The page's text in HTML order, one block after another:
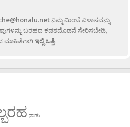
ನಿಮ್ಮ ಮಿಂಚೆ ವಿಳಾಸವನ್ನು
ಬರಹದ ಕಡತದೊಡನೆ ಸೇರಿಸಬೇಡಿ,
ಮಾಹಿತಿಗಾಗಿಇಲ್ಲಿ ಒತ್ತಿ
ನಾಡು